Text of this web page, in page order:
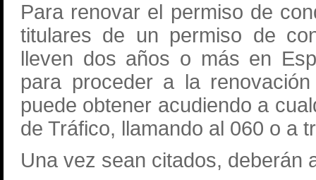
Para renovar el permiso de
titulares de un permiso de
lleven dos años o más en
para proceder a la
puede obtener acudiendo a
de Tráfico, llamando al 060 o a
Una vez sean citados, deberán